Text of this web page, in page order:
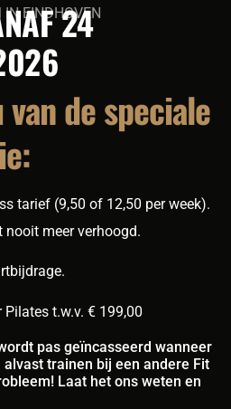
IN EINDHOVEN
24
de speciale
tarief (9,50 of 12,50 per week).
meer verhoogd.
t.w.v. € 199,00
pas geïncasseerd wanneer
trainen bij een andere Fit
Laat het ons weten en